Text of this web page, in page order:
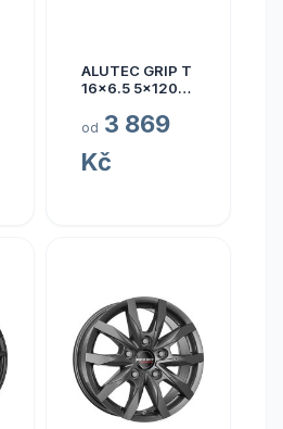
ALUTEC GRIP T
16x6.5 5x120
od 3 869
Kč